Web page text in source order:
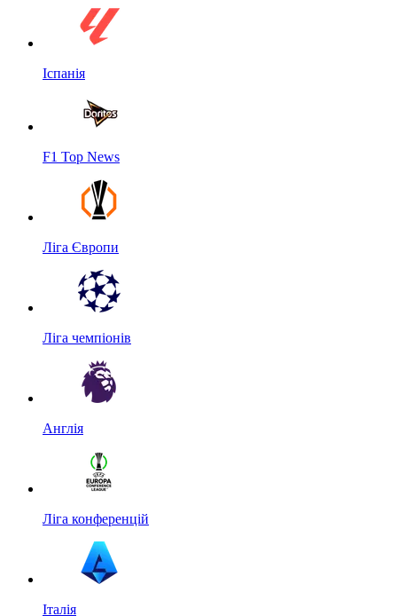
Іспанія
F1 Top News
Ліга Європи
Ліга чемпіонів
Англія
Ліга конференцій
Італія